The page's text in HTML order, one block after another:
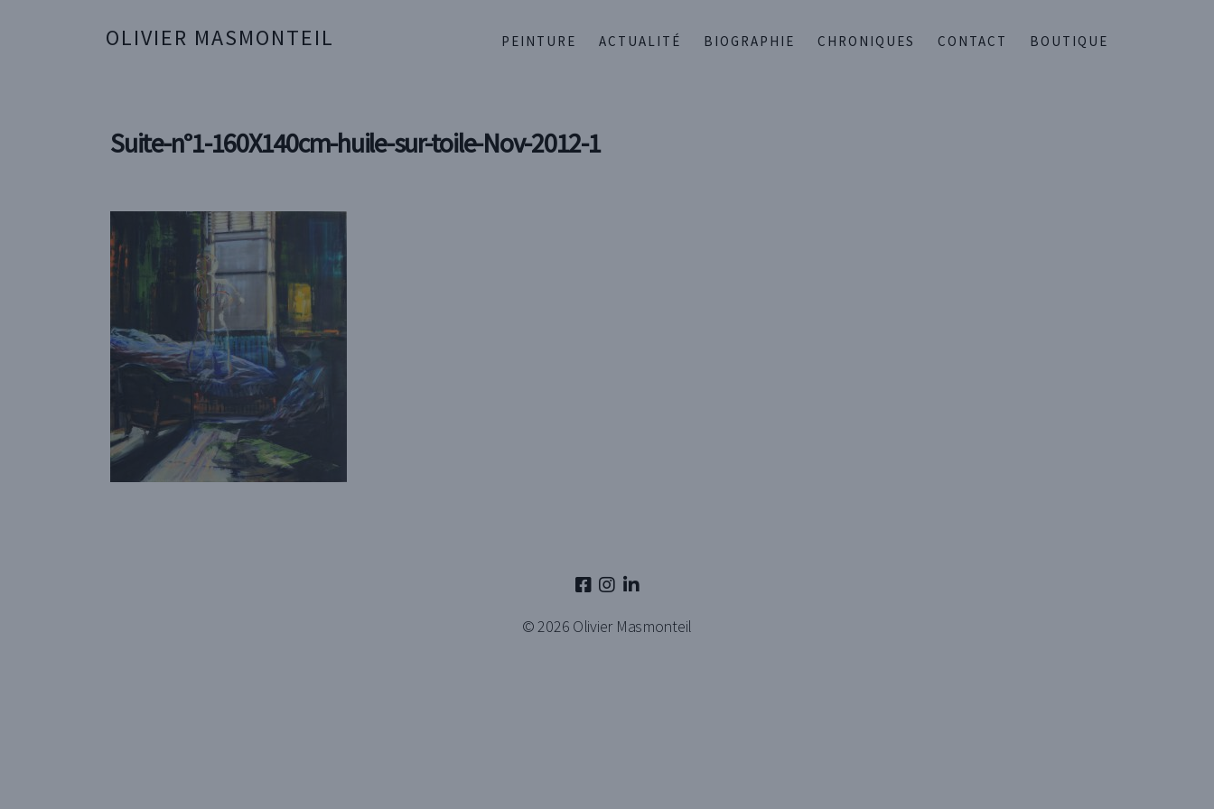
OLIVIER MASMONTEIL PEINTURE ACTUALITÉ BIOGRAPHIE CHRONIQUES CONTACT BOUTIQUE
Suite-n°1-160X140cm-huile-sur-toile-Nov-2012-1
© 2026 Olivier Masmonteil